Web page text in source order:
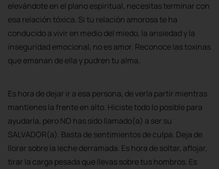
elevándote en el plano espiritual, necesitas terminar con
esa relación tóxica. Si tu relación amorosa te ha
conducido a vivir en medio del miedo, la ansiedad y la
inseguridad emocional, no es amor. Reconoce las toxinas
que emanan de ella y pudren tu alma.
Es hora de dejar ir a esa persona, de verla partir mientras
mantienes la frente en alto. Hiciste todo lo posible para
ayudarla, pero NO has sido llamado(a) a ser su
SALVADOR(a). Basta de sentimientos de culpa. Deja de
llorar sobre la leche derramada. Es hora de soltar, aflojar,
tirar la carga pesada que llevas sobre tus hombros. Es